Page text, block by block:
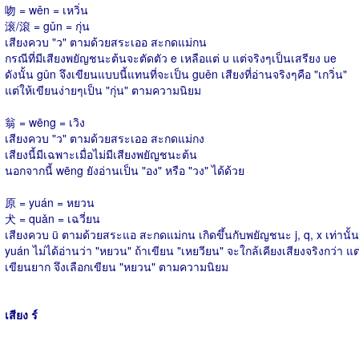
吻 = wěn = เหวิ่น
滚/滾 = gǔn = กุ่น
เสียงควบ "ว" ตามด้วยสระเออ สะกดแม่กน
กรณีที่มีเสียงพยัญชนะต้นจะตัดตัว e เหลือแต่ u แต่จริงๆเป็นเสรียง ue
ดังนั้น gǔn จึงเขียนแบบนี้แทนที่จะเป็น guěn เสียงที่อ่านจริงๆคือ "เกวิ่น"
แต่ให้เขียนง่ายๆเป็น "กุ่น" ตามความนิยม
翁 = wēng = เวิง
เสียงควบ "ว" ตามด้วยสระเออ สะกดแม่กง
เสียงนี้มีเฉพาะเมื่อไม่มีเสียงพยัญชนะต้น
นอกจากนี้ wēng ยังอ่านเป็น "อง" หรือ "วง" ได้ด้วย
原 = yuán = หยวน
犬 = quǎn = เฉวี่ยน
เสียงควบ ü ตามด้วยสระแอ สะกดแม่กน เกิดขึ้นกับพยัญชนะ j, q, x เท่านั้น
yuán ไม่ได้อ่านว่า "หยวน" ถ้าเขียน "เหยวียน" จะใกล้เคียงเสียงจริงกว่า แ
เขียนยาก จึงเลือกเขียน "หยวน" ตามความนิยม
เสียง ร์